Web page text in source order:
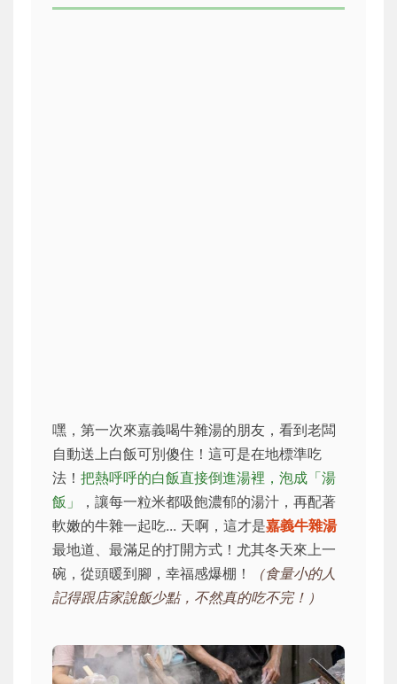
嘿，第一次來嘉義喝牛雜湯的朋友，看到老闆
自動送上白飯可別傻住！這可是在地標準吃
法！ 把熱呼呼的白飯直接倒進湯裡，泡成「湯
飯」
，讓每一粒米都吸飽濃郁的湯汁，再配著
軟嫩的牛雜一起吃... 天啊，這才是嘉義牛雜湯
最地道、最滿足的打開方式！尤其冬天來上一
碗，從頭暖到腳，幸福感爆棚！
（食量小的人
記得跟店家說飯少點，不然真的吃不完！）